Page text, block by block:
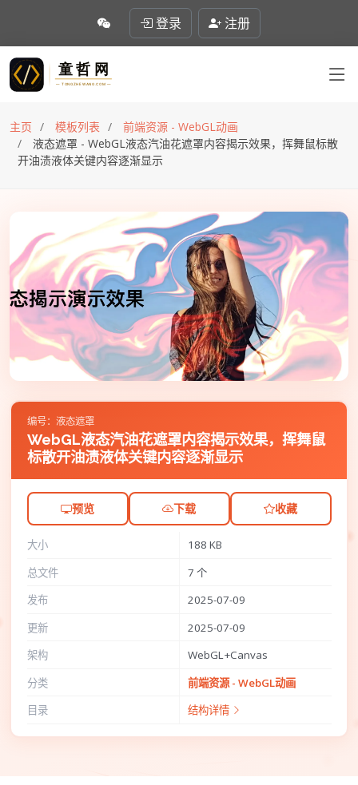
登录 注册
主页 模板列表
前端资源 - WebGL动画
液态遮罩 - WebGL液态汽油花遮罩内容揭示效果，挥舞鼠标散
开油渍液体关键内容逐渐显示
编号：液态遮罩
WebGL液态汽油花遮罩内容揭示效果，挥舞鼠
标散开油渍液体关键内容逐渐显示
预览 下载 收藏
大小
188 KB
总文件
7 个
发布
2025-07-09
更新
2025-07-09
架构
WebGL+Canvas
分类
前端资源 - WebGL动画
目录
结构详情